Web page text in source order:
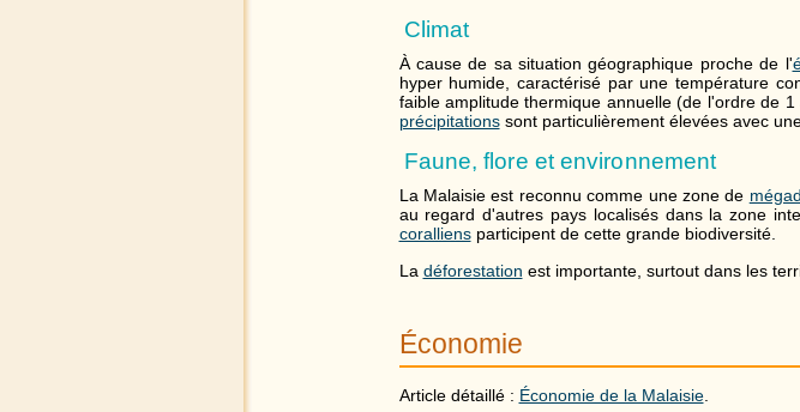
Climat
À cause de sa situation géographique proche de l'
hyper humide, caractérisé par une température
faible amplitude thermique annuelle (de l'ordre de
précipitationssont particulièrement élevées avec
Faune, flore et environnement
La Malaisie est reconnu comme une zone de
au regard d'autres pays localisés dans la zone
coralliensparticipent de cette grande biodiversité.
La déforestation est importante, surtout dans les
Économie
Article détaillé : Économie de la Malaisie.